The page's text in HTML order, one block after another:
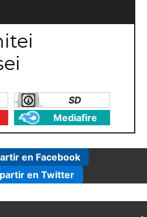
SD
Mediafire
en Facebook
en Twitter